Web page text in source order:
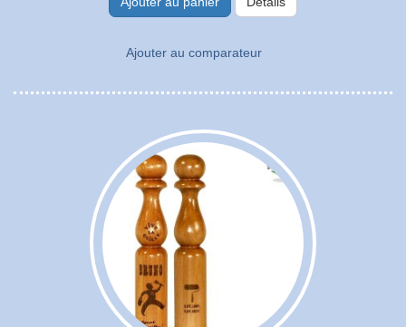
Ajouter au comparateur